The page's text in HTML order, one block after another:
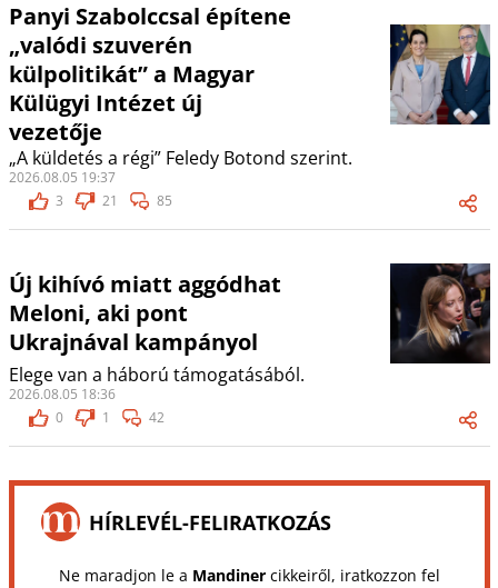
Panyi Szabolccsal építene
„valódi szuverén
külpolitikát” a Magyar
Külügyi Intézet új
vezetője
„A küldetés a régi” Feledy Botond szerint.
2026.08.05 19:37
3
21 85
Új kihívó miatt aggódhat
Meloni, aki pont
Ukrajnával kampányol
Elege van a háború támogatásából.
2026.08.05 18:36
0
1 42
HÍRLEVÉL-FELIRATKOZÁS
Ne maradjon le a Mandinercikkeiről, iratkozzon fel